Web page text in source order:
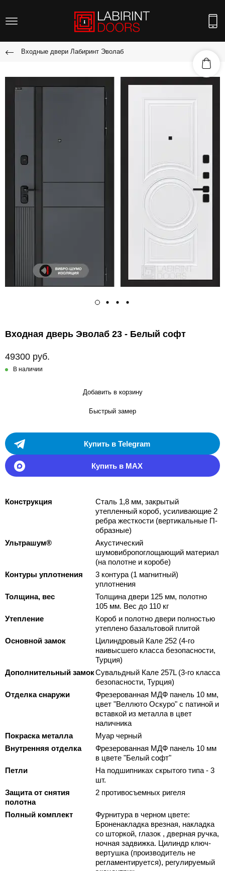
Входные двери Лабиринт Эволаб
Входная дверь Эволаб 23 - Белый софт
49300 руб.
В наличии
Добавить в корзину
Быстрый замер
Купить в Telegram
Купить в MAX
Конструкция
Сталь 1,8 мм, закрытый
утепленный короб, усиливающие 2
ребра жесткости (вертикальные П-
образные)
Ультрашум®
Акустический
шумовибропоглощающий материал
(на полотне и коробе)
Контуры уплотнения
3 контура (1 магнитный)
уплотнения
Толщина, вес
Толщина двери 125 мм, полотно
105 мм. Вес до 110 кг
Утепление
Короб и полотно двери полностью
утеплено базальтовой плитой
Основной замок
Цилиндровый Кале 252 (4-го
наивысшего класса безопасности,
Турция)
Дополнительный замокСувальдный Кале 257L (3-го класса
безопасности, Турция)
Отделка снаружи
Фрезерованная МДФ панель 10 мм,
цвет "Веллюто Оскуро" с патиной и
вставкой из металла в цвет
наличника
Покраска металла
Муар черный
Внутренняя отделка
Фрезерованная МДФ панель 10 мм
в цвете "Белый софт"
Петли
На подшипниках скрытого типа - 3
шт.
Защита от снятия
полотна
2 противосъемных ригеля
Полный комплект
Фурнитура в черном цвете:
Броненакладка врезная, накладка
со шторкой, глазок , дверная ручка,
ночная задвижка. Цилиндр ключ-
вертушка (производитель не
регламентируется), регулируемый